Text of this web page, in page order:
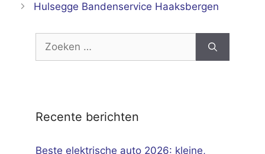
Hulsegge Bandenservice Haaksbergen
Zoek
Recente berichten
Beste elektrische auto 2026: kleine,